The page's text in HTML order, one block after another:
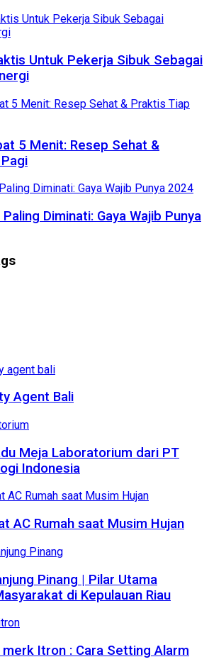
Untuk Pekerja Sibuk Sebagai
5 Menit: Resep Sehat &
Diminati: Gaya Wajib Punya
Agent Bali
Meja Laboratorium dari PT
Indonesia
AC Rumah saat Musim Hujan
Pinang | Pilar Utama
di Kepulauan Riau
Itron : Cara Setting Alarm